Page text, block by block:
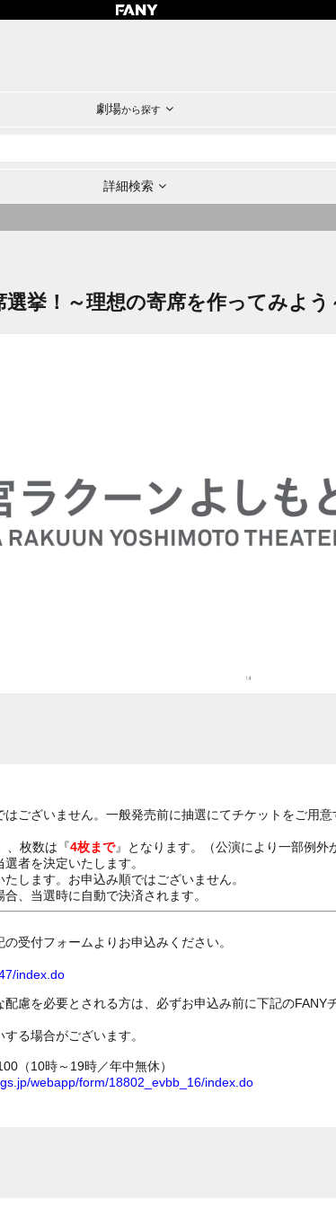
劇場から探す
詳細検索
挙！～理想の寄席を作ってみよう
はございません。一般発売前に抽選にてチケットをご用
、枚数は『4枚まで』となります。（公演により一部例外
者を決定いたします。
します。お申込み順ではございません。
、当選時に自動で決済されます。
受付フォームよりお申込みください。
index.do
慮を必要とされる方は、必ずお申込み前に下記のFANY
る場合がございます。
（10時～19時／年中無休）
webapp/form/18802_evbb_16/index.do